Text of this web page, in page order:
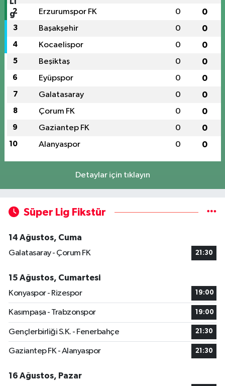
2 Erzurumspor FK 0 0
3 Başakşehir 0 0
4 Kocaelispor 0 0
5 Beşiktaş 0 0
6 Eyüpspor 0 0
7 Galatasaray 0 0
8 Çorum FK 0 0
9 Gaziantep FK 0 0
10 Alanyaspor 0 0
Detaylar için tıklayın
Süper Lig Fikstür
14 Ağustos, Cuma
Galatasaray - Çorum FK
21:30
15 Ağustos, Cumartesi
Konyaspor - Rizespor
19:00
Kasımpaşa - Trabzonspor 19:00
Gençlerbirliği S.K. - Fenerbahçe 21:30
Gaziantep FK - Alanyaspor 21:30
16 Ağustos, Pazar